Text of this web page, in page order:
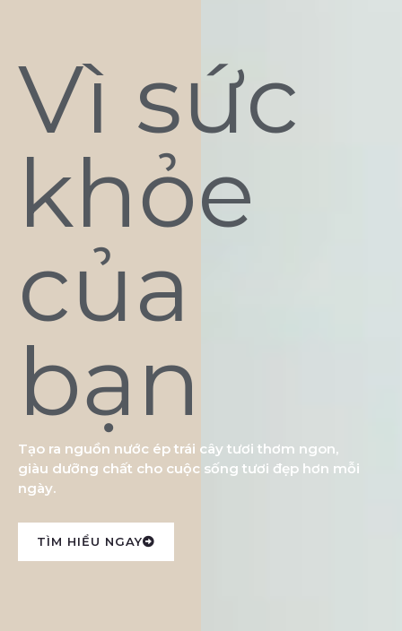
Vì sức
khỏe
của
bạn
Tạo ra nguồn nước ép trái cây tươi thơm ngon,
giàu dưỡng chất cho cuộc sống tươi đẹp hơn mỗi
ngày.
TÌM HIỂU NGAY